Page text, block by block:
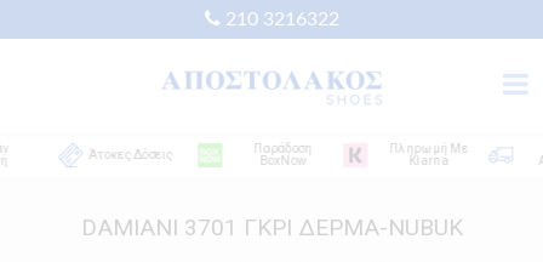
210 3216322
Άτοκες Δόσεις
Παράδοση
BoxNow
Πληρωμή Με
Klarna
DAMIANI 3701 ΓΚΡΙ ΔΕΡΜΑ-NUBUK